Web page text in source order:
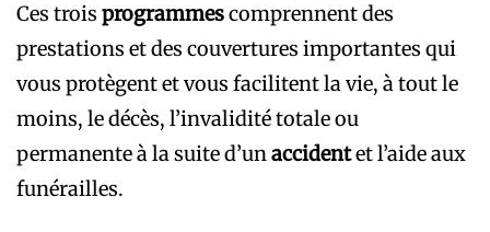
Ces trois programmescomprennent des
prestations et des couvertures importantes qui
vous protègent et vous facilitent la vie, à tout le
moins, le décès, l’invalidité totale ou
permanente à la suite d’unaccidentet l’aide aux
funérailles.